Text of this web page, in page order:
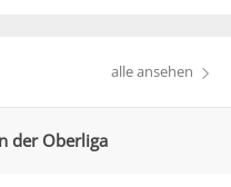
alle ansehen
der Oberliga